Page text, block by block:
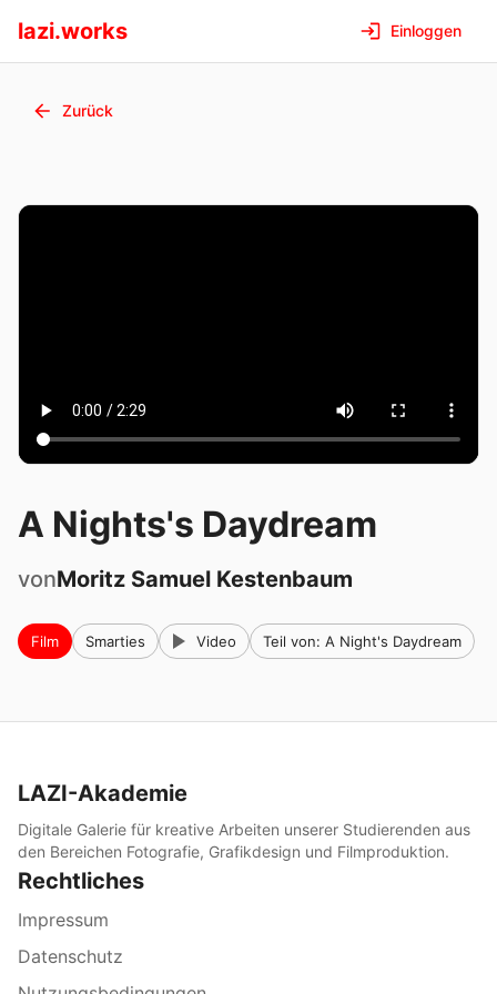
lazi.works Einloggen
Zurück
A Nights's Daydream
vonMoritz Samuel Kestenbaum
Film Smarties Video Teil von: A Night's Daydream
LAZI-Akademie
Digitale Galerie für kreative Arbeiten unserer Studierenden aus
den Bereichen Fotografie, Grafikdesign und Filmproduktion.
Rechtliches
Impressum
Datenschutz